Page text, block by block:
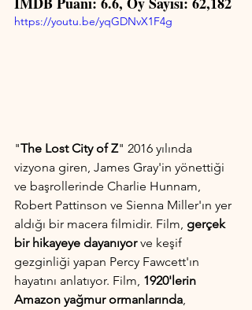
https://youtu.be/yqGDNvX1F4g
"The Lost City of Z" 2016 yılında
vizyona giren, James Gray'in yönettiği
ve başrollerinde Charlie Hunnam,
Robert Pattinson ve Sienna Miller'ın yer
aldığı bir macera filmidir. Film, gerçek
bir hikayeye dayanıyor ve keşif
gezginliği yapan Percy Fawcett'ın
hayatını anlatıyor. Film, 1920'lerin
Amazon yağmur ormanlarında,